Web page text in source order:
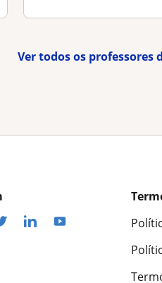
Ver todos os professores